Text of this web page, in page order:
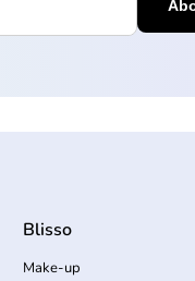
Blisso
Make-up